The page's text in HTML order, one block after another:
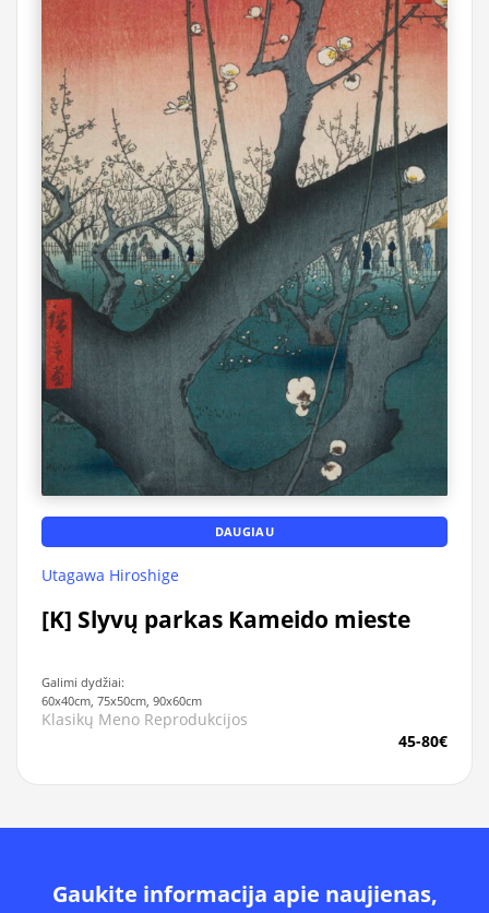
DAUGIAU
Utagawa Hiroshige
[K] Slyvų parkas Kameido mieste
Galimi dydžiai:
60x40cm, 75x50cm, 90x60cm
Klasikų Meno Reprodukcijos
45-80€
Gaukite informacija apie naujienas,